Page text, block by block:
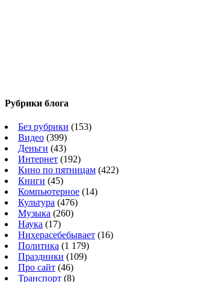
Рубрики блога
Без рубрики (153)
Видео (399)
Деньги (43)
Интернет (192)
Кино по пятницам (422)
Книги (45)
Компьютерное (14)
Культура (476)
Музыка (260)
Наука (17)
Нихерасебебывает (16)
Политика (1 179)
Праздники (109)
Про сайт (46)
Транспорт (8)